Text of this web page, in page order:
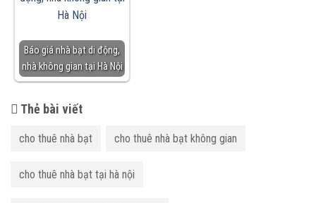
Báo giá nhà bạt di động,
nhà không gian tại Hà Nội
Thẻ bài viết
cho thuê nhà bạt cho thuê nhà bạt không gian
cho thuê nhà bạt tại hà nội